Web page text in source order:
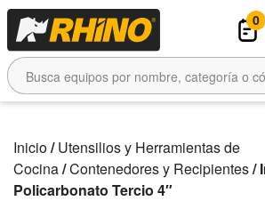
0
Inicio/Utensilios y Herramientas de
Cocina/Contenedores y Recipientes/
Policarbonato Tercio 4″